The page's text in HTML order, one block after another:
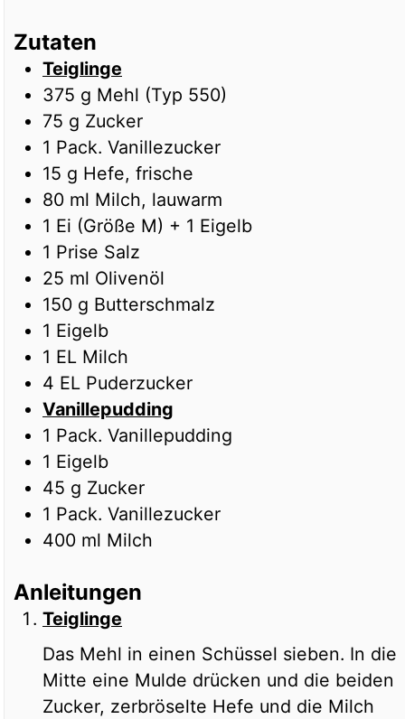
Zutaten
Teiglinge
375 g Mehl (Typ 550)
75 g Zucker
1 Pack. Vanillezucker
15 g Hefe, frische
80 ml Milch, lauwarm
1 Ei (Größe M) + 1 Eigelb
1 Prise Salz
25 ml Olivenöl
150 g Butterschmalz
1 Eigelb
1 EL Milch
4 EL Puderzucker
Vanillepudding
1 Pack. Vanillepudding
1 Eigelb
45 g Zucker
1 Pack. Vanillezucker
400 ml Milch
Anleitungen
Teiglinge
Das Mehl in einen Schüssel sieben. In die
Mitte eine Mulde drücken und die beiden
Zucker, zerbröselte Hefe und die Milch